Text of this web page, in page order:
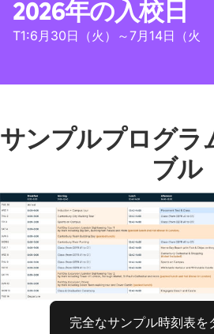
2026年の入校日
T1:6月30日（火）～7月14日（火
サンプルプログラ
ブル
完全なサンプル時刻表を